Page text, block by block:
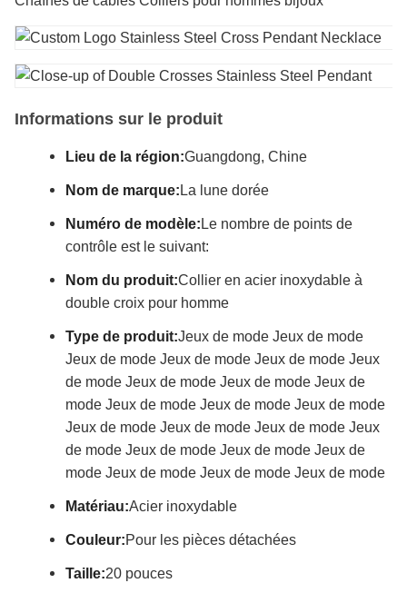
Informations sur le produit
Lieu de la région:Guangdong, Chine
Nom de marque:La lune dorée
Numéro de modèle:Le nombre de points de
contrôle est le suivant:
Nom du produit:Collier en acier inoxydable à
double croix pour homme
Type de produit:Jeux de mode Jeux de mode
Jeux de mode Jeux de mode Jeux de mode Jeux
de mode Jeux de mode Jeux de mode Jeux de
mode Jeux de mode Jeux de mode Jeux de mode
Jeux de mode Jeux de mode Jeux de mode Jeux
de mode Jeux de mode Jeux de mode Jeux de
mode Jeux de mode Jeux de mode Jeux de mode
Matériau:Acier inoxydable
Couleur:Pour les pièces détachées
Taille:20 pouces